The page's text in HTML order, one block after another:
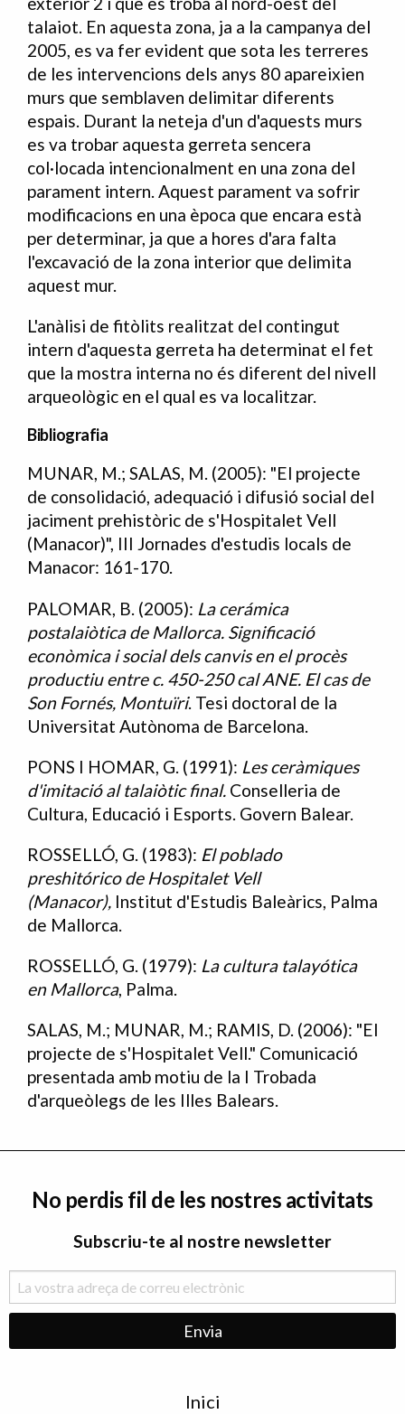
talaiot. En aquesta zona, ja a la campanya del
2005, es va fer evident que sota les terreres
de les intervencions dels anys 80 apareixien
murs que semblaven delimitar diferents
espais. Durant la neteja d'un d'aquests murs
es va trobar aquesta gerreta sencera
col·locada intencionalment en una zona del
parament intern. Aquest parament va sofrir
modificacions en una època que encara està
per determinar, ja que a hores d'ara falta
l'excavació de la zona interior que delimita
aquest mur.
L'anàlisi de fitòlits realitzat del contingut
intern d'aquesta gerreta ha determinat el fet
que la mostra interna no és diferent del nivell
arqueològic en el qual es va localitzar.
Bibliografia
Bibliografia
MUNAR, M.; SALAS, M. (2005): "El projecte
de consolidació, adequació i difusió social del
jaciment prehistòric de s'Hospitalet Vell
(Manacor)", III Jornades d'estudis locals de
Manacor: 161-170.
PALOMAR, B. (2005): La cerámica
postalaiòtica de Mallorca. Significació
econòmica i social dels canvis en el procès
productiu entre c. 450-250 cal ANE. El cas de
Son Fornés, Montuïri. Tesi doctoral de la
Universitat Autònoma de Barcelona.
PONS I HOMAR, G. (1991): Les ceràmiques
d'imitació al talaiòtic final. Conselleria de
Cultura, Educació i Esports. Govern Balear.
ROSSELLÓ, G. (1983): El poblado
preshitórico de Hospitalet Vell
(Manacor), Institut d'Estudis Baleàrics, Palma
de Mallorca.
ROSSELLÓ, G. (1979): La cultura talayótica
en Mallorca, Palma.
SALAS, M.; MUNAR, M.; RAMIS, D. (2006): "El
projecte de s'Hospitalet Vell." Comunicació
presentada amb motiu de la I Trobada
d'arqueòlegs de les Illes Balears.
No perdis fil de les nostres activitats
Subscriu-te al nostre newsletter
Inici